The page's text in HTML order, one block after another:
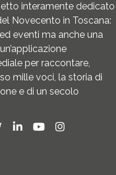
interamente dedicato
Novecento in Toscana:
eventi ma anche una
per raccontare,
mille voci, la storia di
e di un secolo